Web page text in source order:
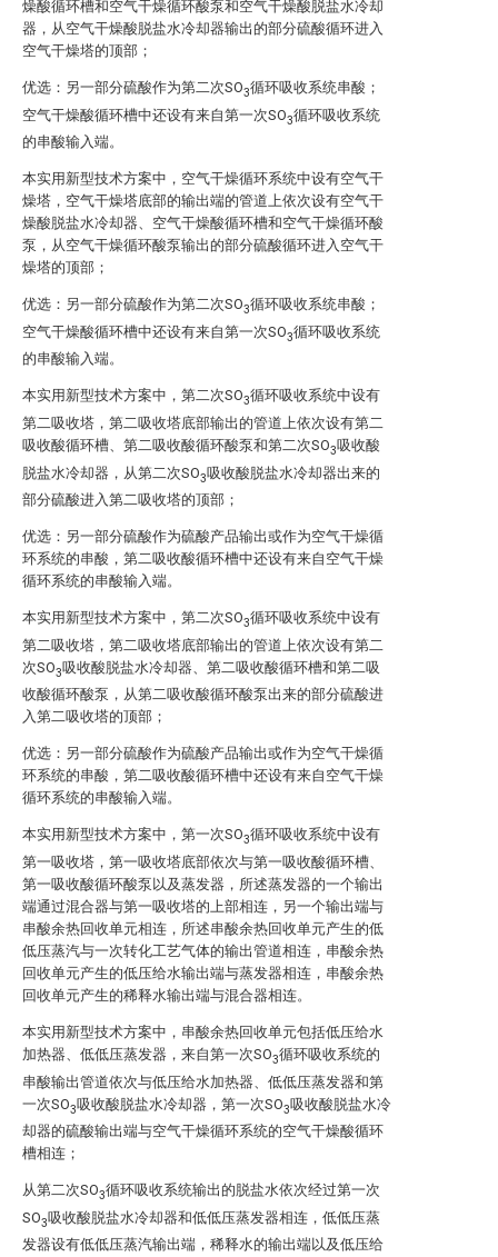
燥酸循环槽和空气干燥循环酸泵和空气干燥酸脱盐水冷却
器，从空气干燥酸脱盐水冷却器输出的部分硫酸循环进入
空气干燥塔的顶部；
优选：另一部分硫酸作为第二次SO3循环吸收系统串酸；
空气干燥酸循环槽中还设有来自第一次SO3循环吸收系统
的串酸输入端。
本实用新型技术方案中，空气干燥循环系统中设有空气干
燥塔，空气干燥塔底部的输出端的管道上依次设有空气干
燥酸脱盐水冷却器、空气干燥酸循环槽和空气干燥循环酸
泵，从空气干燥循环酸泵输出的部分硫酸循环进入空气干
燥塔的顶部；
优选：另一部分硫酸作为第二次SO3循环吸收系统串酸；
空气干燥酸循环槽中还设有来自第一次SO3循环吸收系统
的串酸输入端。
本实用新型技术方案中，第二次SO3循环吸收系统中设有
第二吸收塔，第二吸收塔底部输出的管道上依次设有第二
吸收酸循环槽、第二吸收酸循环酸泵和第二次SO3吸收酸
脱盐水冷却器，从第二次SO3吸收酸脱盐水冷却器出来的
部分硫酸进入第二吸收塔的顶部；
优选：另一部分硫酸作为硫酸产品输出或作为空气干燥循
环系统的串酸，第二吸收酸循环槽中还设有来自空气干燥
循环系统的串酸输入端。
本实用新型技术方案中，第二次SO3循环吸收系统中设有
第二吸收塔，第二吸收塔底部输出的管道上依次设有第二
次SO3吸收酸脱盐水冷却器、第二吸收酸循环槽和第二吸
收酸循环酸泵，从第二吸收酸循环酸泵出来的部分硫酸进
入第二吸收塔的顶部；
优选：另一部分硫酸作为硫酸产品输出或作为空气干燥循
环系统的串酸，第二吸收酸循环槽中还设有来自空气干燥
循环系统的串酸输入端。
本实用新型技术方案中，第一次SO3循环吸收系统中设有
第一吸收塔，第一吸收塔底部依次与第一吸收酸循环槽、
第一吸收酸循环酸泵以及蒸发器，所述蒸发器的一个输出
端通过混合器与第一吸收塔的上部相连，另一个输出端与
串酸余热回收单元相连，所述串酸余热回收单元产生的低
低压蒸汽与一次转化工艺气体的输出管道相连，串酸余热
回收单元产生的低压给水输出端与蒸发器相连，串酸余热
回收单元产生的稀释水输出端与混合器相连。
本实用新型技术方案中，串酸余热回收单元包括低压给水
加热器、低低压蒸发器，来自第一次SO3循环吸收系统的
串酸输出管道依次与低压给水加热器、低低压蒸发器和第
一次SO3吸收酸脱盐水冷却器，第一次SO3吸收酸脱盐水冷
却器的硫酸输出端与空气干燥循环系统的空气干燥酸循环
槽相连；
从第二次SO3循环吸收系统输出的脱盐水依次经过第一次
SO3吸收酸脱盐水冷却器和低低压蒸发器相连，低低压蒸
发器设有低低压蒸汽输出端，稀释水的输出端以及低压给